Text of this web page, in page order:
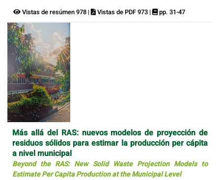
Vistas de resúmen 978 | Vistas de PDF 973 | pp. 31-47
Más allá del RAS: nuevos modelos de proyección de
residuos sólidos para estimar la producción per cápita
a nivel municipal
Beyond the RAS: New Solid Waste Projection Models to
Estimate Per Capita Production at the Municipal Level